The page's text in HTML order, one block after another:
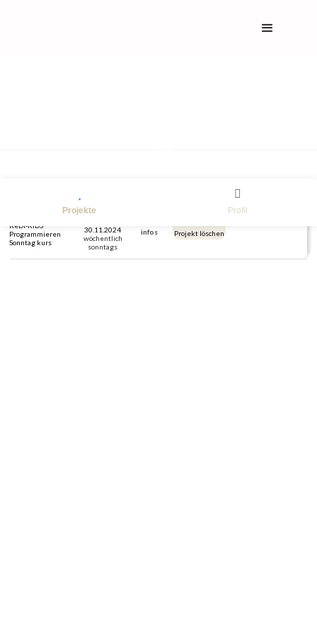
Projekte

Profil
Meine inserierten Projekte
ReDI-KIDS
Programmieren
Sonntag kurs
30.11.2024
wöchentlich
sonntags
infos